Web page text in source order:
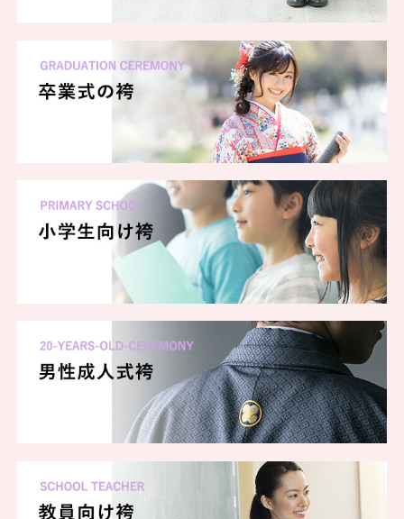
格安価格であなたの卒業式を応援！
お財布に優しい衝撃の激安プラン！
全てのサービスがついて、¥39,900～！